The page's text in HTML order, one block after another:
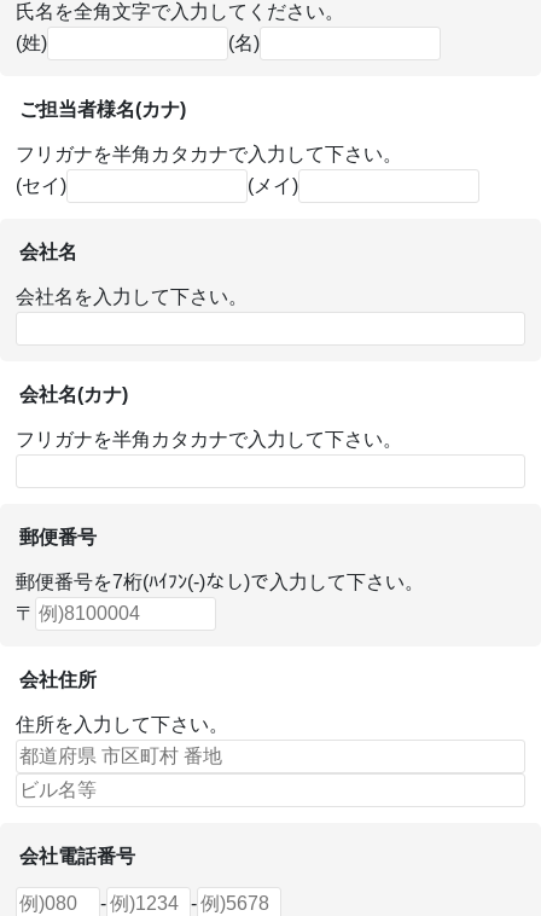
氏名を全角文字で入力してください。
(姓)
(名)
ご担当者様名(カナ)
フリガナを半角カタカナで入力して下さい。
(セイ)
(メイ)
会社名
会社名を入力して下さい。
会社名(カナ)
フリガナを半角カタカナで入力して下さい。
郵便番号
郵便番号を7桁(ﾊｲﾌﾝ(-)なし)で入力して下さい。
〒
会社住所
住所を入力して下さい。
会社電話番号
- -